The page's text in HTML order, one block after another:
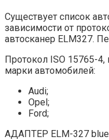
Существует список
зависимости от
автосканер ELM327.
Протокол ISO 15765-
марки автомобилей:
Audi;
Opel;
Ford;
АДАПТЕР ELM-327